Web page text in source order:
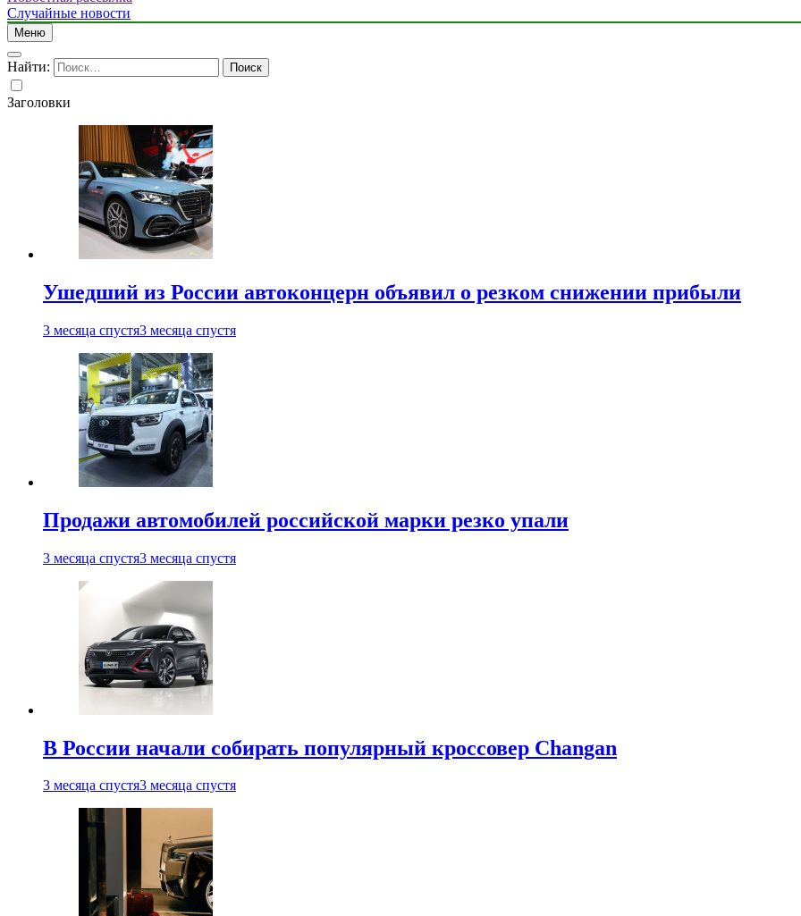
Случайные новости
Меню
Найти:
Заголовки
Ушедший из России автоконцерн объявил о резком снижении прибыли
3 месяца спустя3 месяца спустя
Продажи автомобилей российской марки резко упали
3 месяца спустя3 месяца спустя
В России начали собирать популярный кроссовер Changan
3 месяца спустя3 месяца спустя